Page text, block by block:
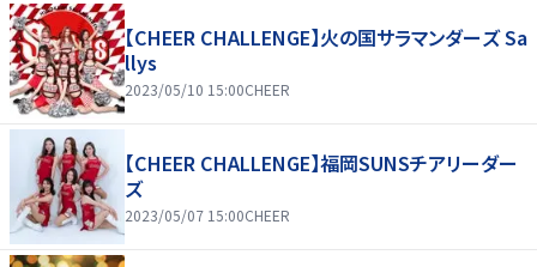
【CHEER CHALLENGE】火の国サラマンダーズ Sa
llys
2023/05/10 15:00CHEER
【CHEER CHALLENGE】福岡SUNSチアリーダー
ズ
2023/05/07 15:00CHEER